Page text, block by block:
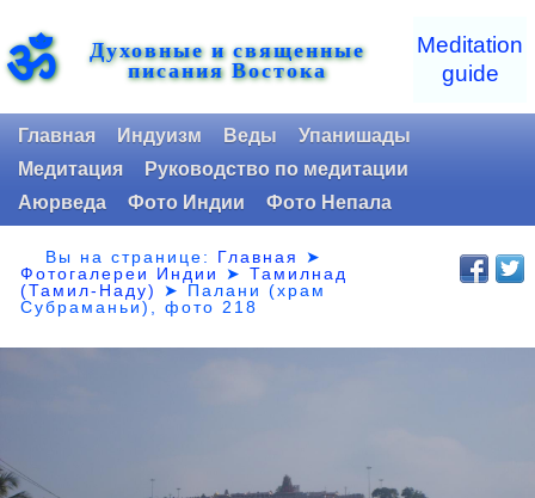
ॐ Духовные и священные
писания Востока
Meditation
guide
Главная Индуизм Веды
Упанишады
Медитация
Руководство по медитации
Аюрведа
Фото Индии Фото Непала
Вы на странице: Главная
➤
Фотогалереи Индии
➤Тамилнад
(Тамил-Наду)
➤ Палани (храм
Субраманьи), фото 218